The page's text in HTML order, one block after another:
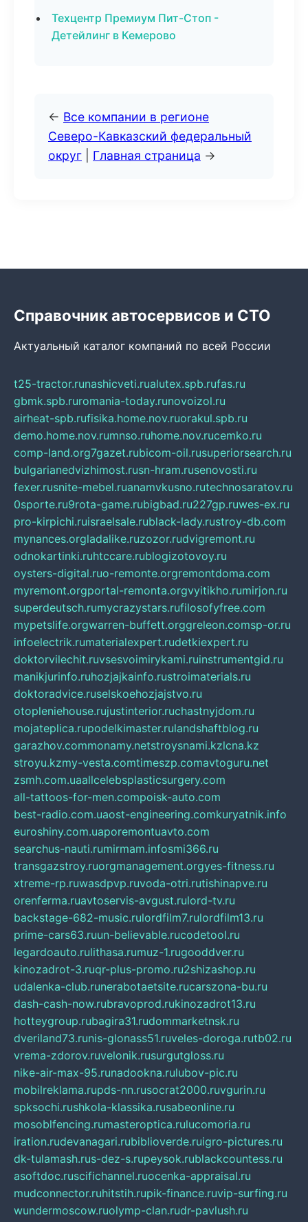
Техцентр Премиум Пит-Стоп -
Детейлинг в Кемерово
← Все компании в регионе
Северо-Кавказский федеральный
округ
Главная страница →
Справочник автосервисов и СТО
Актуальный каталог компаний по всей России
t25-tractor.runashicveti.rualutex.spb.rufas.ru
gbmk.spb.ruromania-today.runovoizol.ru
airheat-spb.rufisika.home.nov.ruorakul.spb.ru
demo.home.nov.rumnso.ruhome.nov.rucemko.ru
comp-land.org7gazet.rubicom-oil.rusuperiorsearch.ru
bulgarianedvizhimost.rusn-hram.rusenovosti.ru
fexer.rusnite-mebel.ruanamvkusno.rutechnosaratov.ru
0sporte.ru9rota-game.rubigbad.ru227gp.ruwes-ex.ru
pro-kirpichi.ruisraelsale.rublack-lady.rustroy-db.com
mynances.orgladalike.ruzozor.rudvigremont.ru
odnokartinki.ruhtccare.rublogizotovoy.ru
oysters-digital.ruo-remonte.orgremontdoma.com
myremont.orgportal-remonta.orgvyitikho.rumirjon.ru
superdeutsch.rumycrazystars.rufilosofyfree.com
mypetslife.orgwarren-buffett.orggreleon.comsp-or.ru
infoelectrik.rumaterialexpert.rudetkiexpert.ru
doktorvilechit.ruvsesvoimirykami.ruinstrumentgid.ru
manikjurinfo.ruhozjajkainfo.rustroimaterials.ru
doktoradvice.ruselskoehozjajstvo.ru
otopleniehouse.rujustinterior.ruchastnyjdom.ru
mojateplica.rupodelkimaster.rulandshaftblog.ru
garazhov.commonamy.netstroysnami.kzlcna.kz
stroyu.kzmy-vesta.comtimeszp.comavtoguru.net
zsmh.com.uaallcelebsplasticsurgery.com
all-tattoos-for-men.compoisk-auto.com
best-radio.com.uaost-engineering.comkuryatnik.info
euroshiny.com.uaporemontuavto.com
searchus-nauti.rumirmam.infosmi366.ru
transgazstroy.ruorgmanagement.orgyes-fitness.ru
xtreme-rp.ruwasdpvp.ruvoda-otri.rutishinapve.ru
orenferma.ruavtoservis-avgust.rulord-tv.ru
backstage-682-music.rulordfilm7.rulordfilm13.ru
prime-cars63.ruun-believable.rucodetool.ru
legardoauto.rulithasa.rumuz-1.rugooddver.ru
kinozadrot-3.ruqr-plus-promo.ru2shizashop.ru
udalenka-club.runerabotaetsite.rucarszona-bu.ru
dash-cash-now.rubravoprod.rukinozadrot13.ru
hotteygroup.rubagira31.rudommarketnsk.ru
dveriland73.runis-glonass51.ruveles-doroga.rutb02.ru
vrema-zdorov.ruvelonik.rusurgutgloss.ru
nike-air-max-95.runadookna.rulubov-pic.ru
mobilreklama.rupds-nn.rusocrat2000.ruvgurin.ru
spksochi.rushkola-klassika.rusabeonline.ru
mosoblfencing.rumasteroptica.rulucomoria.ru
iration.rudevanagari.rubiblioverde.ruigro-pictures.ru
dk-tulamash.rus-dez-s.rupeysok.rublackcountess.ru
asoftdoc.ruscifichannel.ruocenka-appraisal.ru
mudconnector.ruhitstih.rupik-finance.ruvip-surfing.ru
wundermoscow.ruolymp-clan.rudr-pavlush.ru